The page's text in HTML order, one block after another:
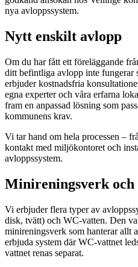
nya avloppssystem.
Nytt enskilt avlopp
Om du har fått ett föreläggande
ditt befintliga avlopp inte fungerar
erbjuder kostnadsfria
egna experter och våra erfarna
fram en anpassad lösning som
kommunens krav.
Vi tar hand om hela processen –
kontakt med miljökontoret och
avloppssystem.
Minireningsverk
Vi erbjuder flera typer av
disk, tvätt) och WC-vatten. Den
minireningsverk som hanterar allt
erbjuda system där WC-vattnet
vattnet renas separat.